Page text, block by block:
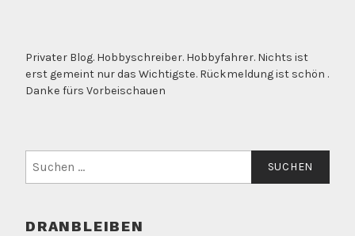
Privater Blog. Hobbyschreiber. Hobbyfahrer. Nichts ist
erst gemeint nur das Wichtigste. Rückmeldung ist schön .
Danke fürs Vorbeischauen
nach:
DRANBLEIBEN